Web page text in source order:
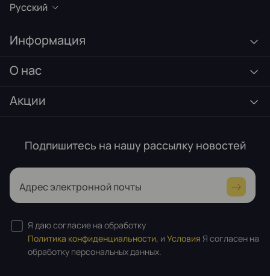
Русский
Информация
О нас
Акции
Подпишитесь на нашу рассылку новостей
Адрес электронной почты
Я даю согласие на обработку
Политика конфиденциальности, и Условия Я согласен на
обработку персональных данных.